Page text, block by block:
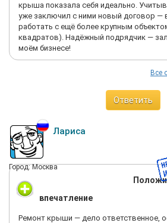
крыша показала себя идеально.
уже заключил с ними новый договор —
работать с ещё более крупным
квадратов). Надёжный подрядчик —
моём бизнесе!
Все
Ответить
Лариса
Город: Москва
впечатление
Ремонт крыши — дело ответственное,